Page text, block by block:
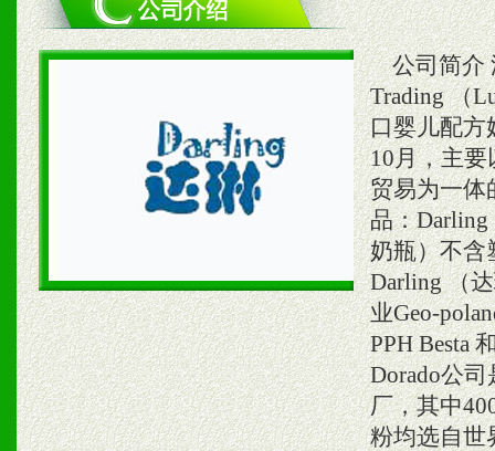
公司简介
Trading （
口婴儿配方
10月，主
贸易为一体
品：
奶瓶）不含
Darling （
业Geo-
PPH Besta
Dorado公
厂，其中
粉均选自世